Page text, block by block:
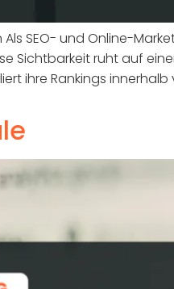
SEO- und Online-
Sichtbarkeit ruht auf
ihre Rankings